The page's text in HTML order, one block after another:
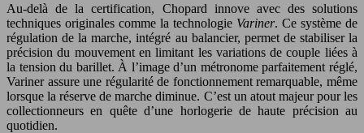
Au-delà de la certification, Chopard innove avec des solutions
techniques originales comme la technologie Variner. Ce système de
régulation de la marche, intégré au balancier, permet de stabiliser la
précision du mouvement en limitant les variations de couple liées à
la tension du barillet. À l’image d’un métronome parfaitement réglé,
Variner assure une régularité de fonctionnement remarquable, même
lorsque la réserve de marche diminue. C’est un atout majeur pour les
collectionneurs en quête d’une horlogerie de haute précision au
quotidien.